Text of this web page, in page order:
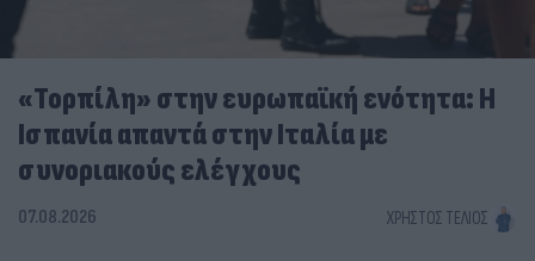
«Τορπίλη» στην ευρωπαϊκή ενότητα: Η
Ισπανία απαντά στην Ιταλία με
συνοριακούς ελέγχους
07.08.2026 ΧΡΉΣΤΟΣ ΤΈΛΙΟΣ